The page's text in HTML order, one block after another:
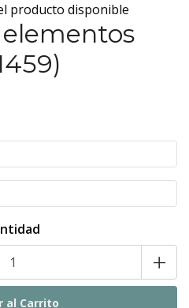
producto disponible
+